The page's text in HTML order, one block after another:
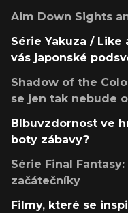
Aim Down Sights
Série Yakuza / Like
vás japonské
Shadow of the
se jen tak nebude
Blbuvzdornost ve
boty zábavy?
Série Final
začátečníky
Filmy, které se